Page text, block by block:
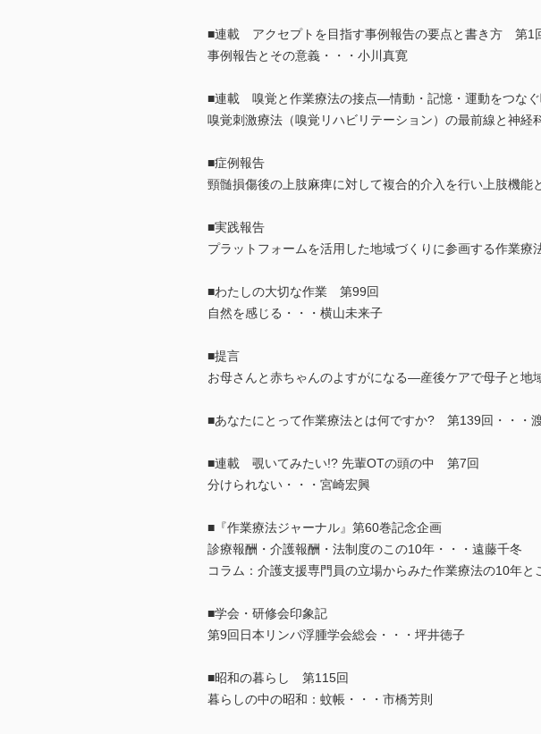
■連載 アクセプトを目指す事例報告の要点と書き方 第1
事例報告とその意義・・・小川真寛
■連載 嗅覚と作業療法の接点―情動・記憶・運動をつな
嗅覚刺激療法（嗅覚リハビリテーション）の最前線と神経
■症例報告
頸髄損傷後の上肢麻痺に対して複合的介入を行い上肢機
■実践報告
プラットフォームを活用した地域づくりに参画する作業療
■わたしの大切な作業 第99回
自然を感じる・・・横山未来子
■提言
お母さんと赤ちゃんのよすがになる―産後ケアで母子と地
■あなたにとって作業療法とは何ですか? 第139回・・・
■連載 覗いてみたい!? 先輩OTの頭の中 第7回
分けられない・・・宮崎宏興
■『作業療法ジャーナル』第60巻記念企画
診療報酬・介護報酬・法制度のこの10年・・・遠藤千冬
コラム：介護支援専門員の立場からみた作業療法の10年と
■学会・研修会印象記
第9回日本リンパ浮腫学会総会・・・坪井徳子
■昭和の暮らし 第115回
暮らしの中の昭和：蚊帳・・・市橋芳則